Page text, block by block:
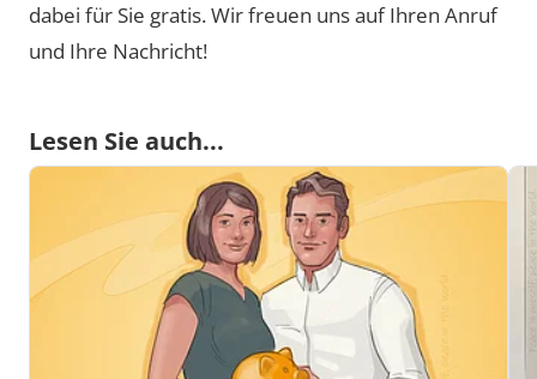
dabei für Sie gratis. Wir freuen uns auf Ihren Anruf
und Ihre Nachricht!
Lesen Sie auch...